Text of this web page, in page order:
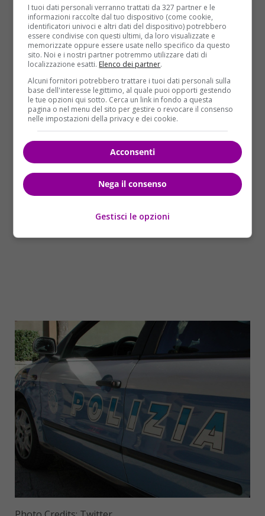
conosciuto il ragazzo in chat e di essere andata a
Venezia per incontrarlo di persona. Poi, l’invito a
raggiungerla a Isernia e l’incubo. Dopo un paio di
giorni di normale convivenza, il 22enne ha cambiato
atteggiamento. L’ha trattenuta contro la sua volontà
in camera da letto, l’ha picchiata e costretta a
espletare i bisogni fisiologici in un recipiente di
plastica, dandole un pasto al giorno e privandola
della carta bancomat e del cellulare.
I tuoi dati personali verranno trattati da 327 partner e le
informazioni raccolte dal tuo dispositivo (come cookie,
identificatori univoci e altri dati del dispositivo) potrebbero
essere condivise con questi ultimi, da loro visualizzate e
memorizzate oppure essere usate nello specifico da questo
sito. Noi e i nostri partner potremmo utilizzare dati di
localizzazione esatti. Elenco dei partner.
Alcuni fornitori potrebbero trattare i tuoi dati personali sulla
base dell'interesse legittimo, al quale puoi opporti gestendo
le tue opzioni qui sotto. Cerca un link in fondo a questa
pagina o nel menu del sito per gestire o revocare il consenso
nelle impostazioni della privacy e dei cookie.
Acconsenti
Nega il consenso
Gestisci le opzioni